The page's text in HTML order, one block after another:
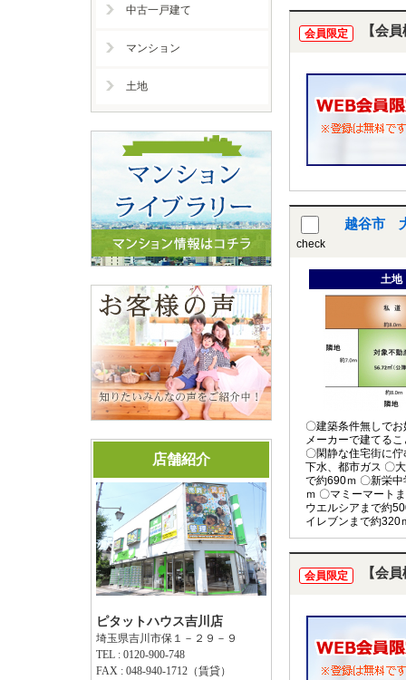
会員限定 【会
check
越谷市
土地
〇建築条件無しで
メーカーで建てる
〇閑静な住宅街に
下水、都市ガス 〇
で約690ｍ 〇新栄
ｍ 〇マミーマート
ウエルシアまで約
イレブンまで約320
会員限定 【会
中古一戸建て
マンション
土地
店舗紹介
ピタットハウス吉川店
埼玉県吉川市保１－２９－９
TEL : 0120-900-748
FAX : 048-940-1712（賃貸）